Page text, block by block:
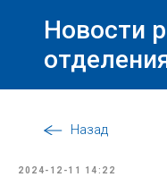
Новости
Назад
2024-12-11 14:22